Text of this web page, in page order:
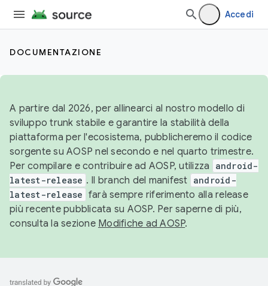
Accedi
DOCUMENTAZIONE
A partire dal 2026, per allinearci al nostro modello di
sviluppo trunk stabile e garantire la stabilità della
piattaforma per l'ecosistema, pubblicheremo il codice
sorgente su AOSP nel secondo e nel quarto trimestre.
Per compilare e contribuire ad AOSP, utilizza
android-
latest-release . Il branch del manifest android-
latest-release farà sempre riferimento alla release
più recente pubblicata su AOSP. Per saperne di più,
consulta la sezione Modifiche ad AOSP.